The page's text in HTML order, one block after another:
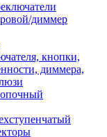
диммер
кнопки,
диммера,